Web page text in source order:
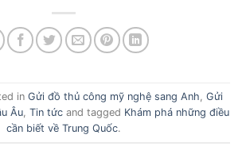
in Gửi đồ thủ công mỹ nghệ sang Anh Gửi
Âu Tin tức and tagged Khám phá những điều
cần biết về Trung Quốc.